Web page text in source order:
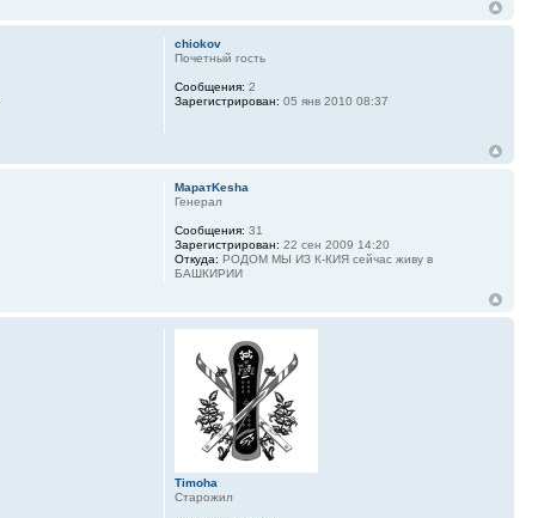
chiokov
Почетный гость
Сообщения: 2
Зарегистрирован: 05 янв 2010 08:37
МаратKesha
Генерал
Сообщения: 31
Зарегистрирован: 22 сен 2009 14:20
Откуда: РОДОМ МЫ ИЗ К-КИЯ сейчас живу в
БАШКИРИИ
Timoha
Старожил